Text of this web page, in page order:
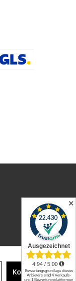
✕
Konfigurieren